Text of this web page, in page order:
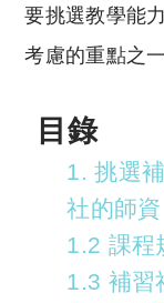
要挑選教學能
考慮的重點之一
目錄
1. 挑選
社的師資
1.2 課程
1.3 補習